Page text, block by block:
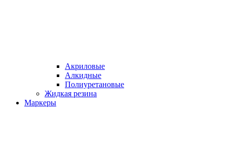
Акриловые
Алкидные
Полиуретановые
Жидкая резина
Маркеры